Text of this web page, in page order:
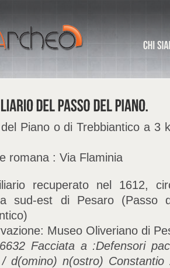
Piano o di Trebbiantico a 3
romana : Via Flaminia
recuperato nel 1612,
sud-est di Pesaro (Passo
Museo Oliveriano di
Facciata a :Defensori
d(omino) n(ostro)